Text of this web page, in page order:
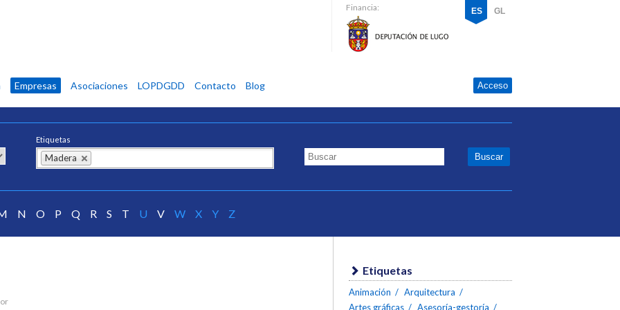
Financia: ES GL
Empresas Asociaciones LOPDGDD Contacto Blog Acceso
Etiquetas
Madera
N O P Q R S T U V W X Y Z
Etiquetas
Animación
Arquitectura
Artes gráficas
Asesoría-gestoría